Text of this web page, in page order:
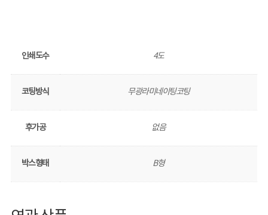
인쇄도수 4도
코팅방식 무광라미네이팅코팅
후가공 없음
박스형태 B형